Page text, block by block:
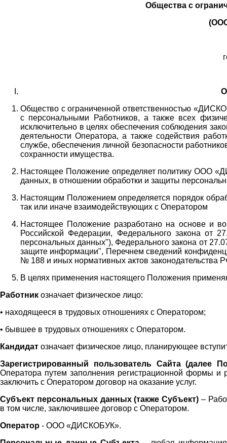
Общества с
Общество с ограниченной ответственностью
с персональными Работников, а также всех
исключительно в целях обеспечения соблюдения
деятельности Оператора,а также содействия
службе, обеспечения личной безопасности
сохранности имущества.
Настоящее Положение определяет политику ООО
данных, в отношении обработки и защиты
Настоящим Положением определяется порядок
так или иначе взаимодействующих с Оператором
Настоящее Положение разработано на основе и во
Российской Федерации, Федерального закона
персональных данных"), Федерального закона от
защите информации", Перечнем сведений
№ 188 и иных нормативных актов законодательства
В целях применения настоящего Положения
Работник означает физическое лицо:
• находящееся в трудовых отношениях с Оператором;
• бывшее в трудовых отношениях с Оператором.
Кандидат означает физическое лицо, планирующее
Зарегистрированный пользователь Сайта (далее
Оператора путем заполнения регистрационной формы и
заключить с Оператором договор на оказание услуг.
Субъект персональных данных (также Субъект) –
в том числе, заключившее договор с Оператором.
Оператор - ООО «ДИСКОБУК».